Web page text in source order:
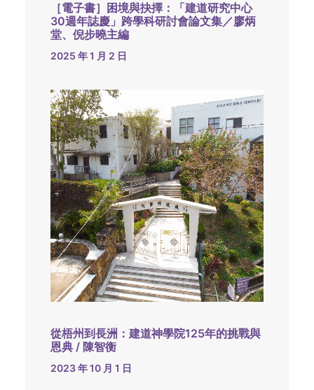
［電子書］困境與抉擇：「建道研究中心
30週年誌慶」跨學科研討會論文集／廖炳
堂、倪步曉主編
2025 年 1 月 2 日
從梧州到長洲：建道神學院125年的挑戰與
恩典 / 陳智衡
2023 年 10 月 1 日